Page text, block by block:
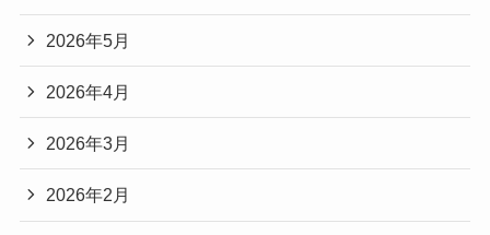
2026年5月
2026年4月
2026年3月
2026年2月